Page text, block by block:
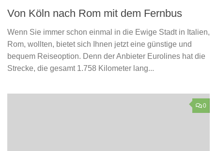
Von Köln nach Rom mit dem Fernbus
Wenn Sie immer schon einmal in die Ewige Stadt in Italien,
Rom, wollten, bietet sich Ihnen jetzt eine günstige und
bequem Reiseoption. Denn der Anbieter Eurolines hat die
Strecke, die gesamt 1.758 Kilometer lang...
0